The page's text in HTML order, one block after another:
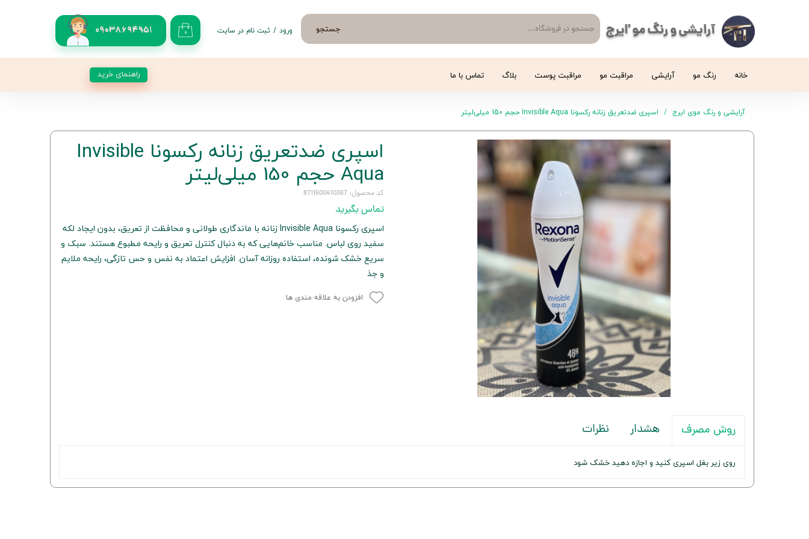
آرایشی و رنگ مو 'ایرج 09038694951 جستجو ۰ ورود / ثبت نام در سایت
خانه رنگ مو آرایشی مراقبت مو مراقبت پوست بلاگ تماس با ما راهنمای خرید
آرایشی و رنگ موی ایرج اسپری ضدتعریق زنانه رکسونا Invisible Aqua حجم 150 میلی‌لیتر
اسپری ضدتعریق زنانه رکسونا Invisible
Aqua حجم 150 میلی‌لیتر
کد محصول: 8711600410367
تماس بگیرید
اسپری رکسونا Invisible Aqua زنانه با ماندگاری طولانی و محافظت از تعریق، بدون ایجاد لکه
سفید روی لباس. مناسب خانم‌هایی که به دنبال کنترل تعریق و رایحه مطبوع هستند. سبک و
سریع خشک شونده، استفاده روزانه آسان. افزایش اعتماد به نفس و حس تازگی، رایحه ملایم
و جذ
افزودن به علاقه مندی ها
روش مصرف هشدار نظرات
روی زیر بغل اسپری کنید و اجازه دهید خشک شود